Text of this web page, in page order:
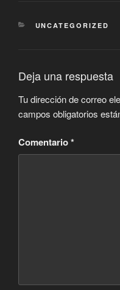
b
k
t
s
p
g
m
CATEGORÍAS
UNCATEGORIZED
Deja una respuesta
Tu dirección de correo
campos obligatorios
Comentario*